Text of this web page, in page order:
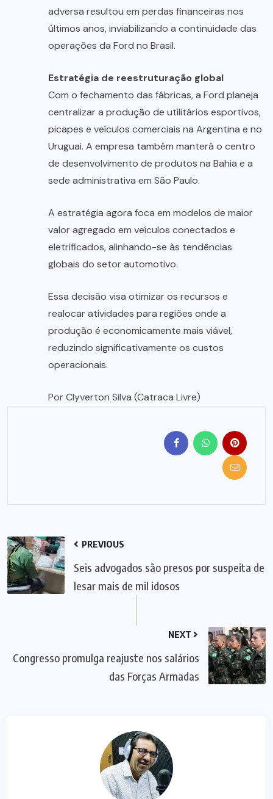
adversa resultou em perdas financeiras nos
últimos anos, inviabilizando a continuidade das
operações da Ford no Brasil.
Estratégia de reestruturação global
Com o fechamento das fábricas, a Ford planeja
centralizar a produção de utilitários esportivos,
picapes e veículos comerciais na Argentina e no
Uruguai. A empresa também manterá o centro
de desenvolvimento de produtos na Bahia e a
sede administrativa em São Paulo.
A estratégia agora foca em modelos de maior
valor agregado em veículos conectados e
eletrificados, alinhando-se às tendências
globais do setor automotivo.
Essa decisão visa otimizar os recursos e
realocar atividades para regiões onde a
produção é economicamente mais viável,
reduzindo significativamente os custos
operacionais.
Por Clyverton Silva (Catraca Livre)
PREVIOUS
Seis advogados são presos por suspeita de
lesar mais de mil idosos
NEXT
Congresso promulga reajuste nos salários
das Forças Armadas